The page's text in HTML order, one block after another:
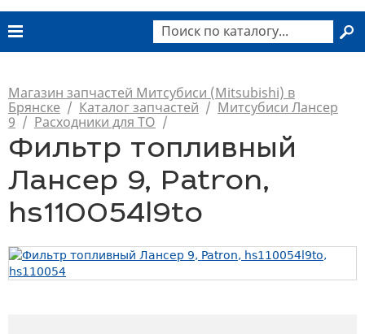
Магазин запчастей Митсубиси (Mitsubishi) в
Брянске / Каталог запчастей / Митсубиси Лансер
9 / Расходники для ТО /
Фильтр топливный
Лансер 9, Patron,
hs110054l9to